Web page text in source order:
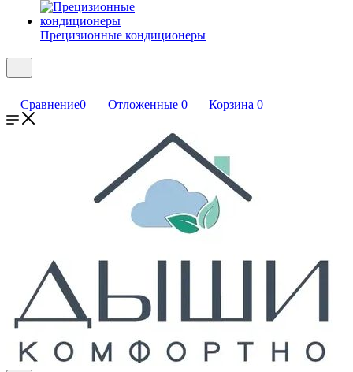
Прецизионные кондиционеры
Сравнение0 Отложенные 0 Корзина 0